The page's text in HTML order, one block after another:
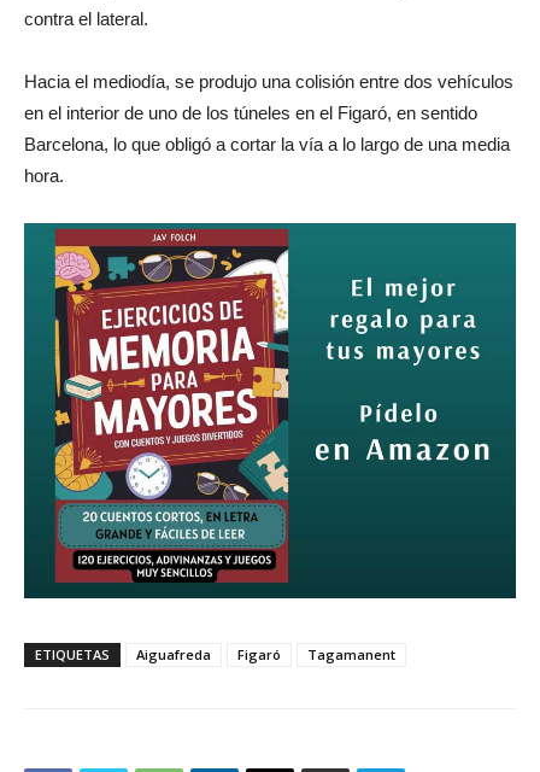
contra el lateral.
Hacia el mediodía, se produjo una colisión entre dos vehículos
en el interior de uno de los túneles en el Figaró, en sentido
Barcelona, lo que obligó a cortar la vía a lo largo de una media
hora.
ETIQUETAS Aiguafreda Figaró Tagamanent